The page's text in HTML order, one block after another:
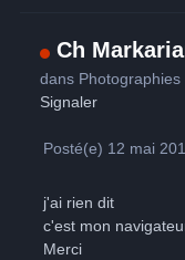
Ch
dans Photographies
Signaler
Posté(e) 12 mai
j'ai rien dit
c'est mon
Merci